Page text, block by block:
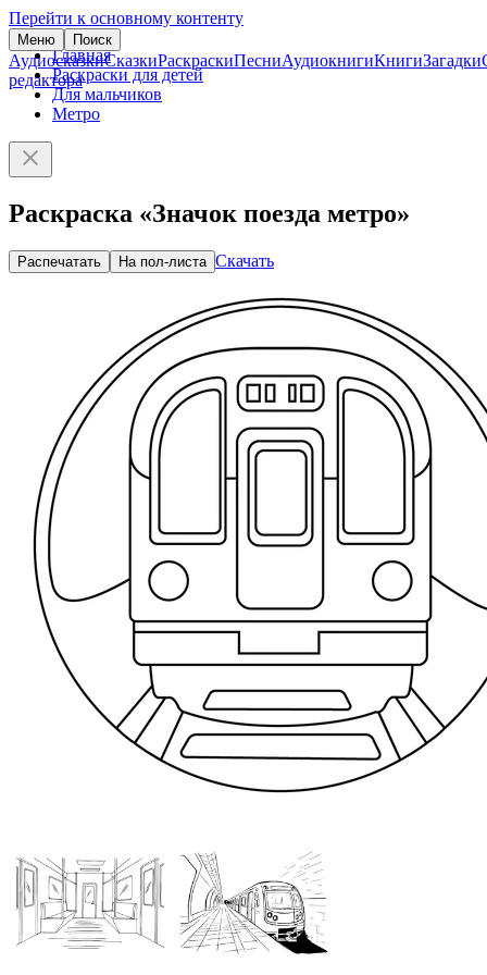
Перейти к основному контенту
Меню Поиск
АудиосказкиСказкиРаскраскиПесниАудиокнигиКнигиЗагадки
редактора
Главная
Раскраски для детей
Для мальчиков
Метро
Раскраска «Значок поезда метро»
Распечатать На пол-листа Скачать